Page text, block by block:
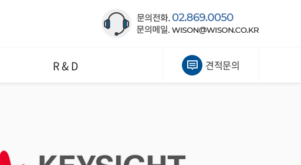
R & D 견적문의